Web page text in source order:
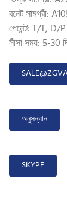
বনেট সামগ্রী:
পেমেন্ট: T/T, D/
সীসা সময়: 5-30
অনুসন্ধান
SKYPE